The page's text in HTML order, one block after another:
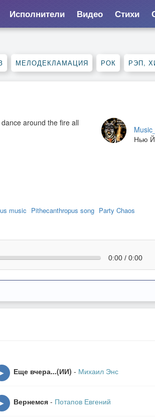
Исполнители Видео Стихи
МЕЛОДЕКЛАМАЦИЯ РОК РЭП,
Нью
around the fire all
music Pithecanthropus song Party Chaos
0:00 / 0:00
▶ Еще вчера...(ИИ) - Михаил Энс
▶ Вернемся - Потапов Евгений